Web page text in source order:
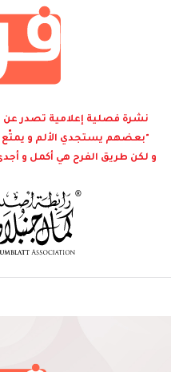
نشرة فصلية إعلامية تصدر عن
"بعضهم يستجدي الألم و
و لكن طريق الفرح هي أكمل و